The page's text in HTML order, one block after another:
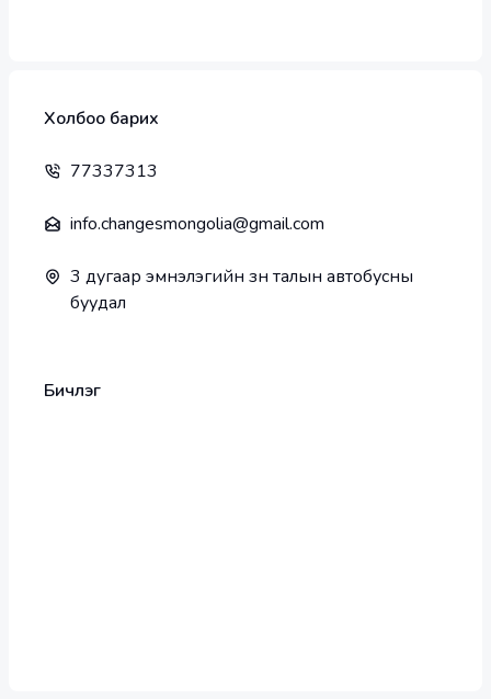
Холбоо барих
77337313
info.changesmongolia@gmail.com
3 дугаар эмнэлэгийн зүүн талын автобусны
буудал
Бичлэг